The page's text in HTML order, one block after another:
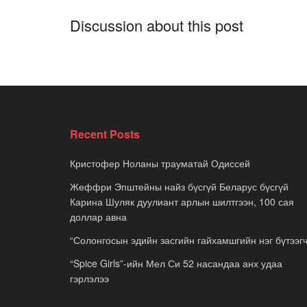
Discussion about this post
Recent Posts
Кристофер Ноланы трауматай Одиссей
Жеффри Эпштейны найз бүсгүй Беларус бүсгүй
Карина Шуляк дуулиант арлын шилтгээн, 100 сая
доллар авна
“Солонгосын эдийн засгийн гайхамшгийн нэг
“Spice Girls”-ийн Мел Си 52 насандаа анх удаа
гэрлэлээ